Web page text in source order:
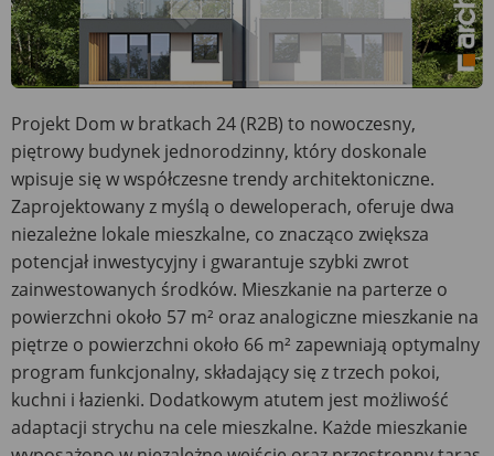
Projekt Dom w bratkach 24 (R2B) to nowoczesny,
piętrowy budynek jednorodzinny, który doskonale
wpisuje się w współczesne trendy architektoniczne.
Zaprojektowany z myślą o deweloperach, oferuje dwa
niezależne lokale mieszkalne, co znacząco zwiększa
potencjał inwestycyjny i gwarantuje szybki zwrot
zainwestowanych środków. Mieszkanie na parterze o
powierzchni około 57 m² oraz analogiczne mieszkanie na
piętrze o powierzchni około 66 m² zapewniają optymalny
program funkcjonalny, składający się z trzech pokoi,
kuchni i łazienki. Dodatkowym atutem jest możliwość
adaptacji strychu na cele mieszkalne. Każde mieszkanie